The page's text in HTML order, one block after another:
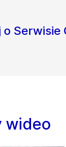
Serwisie
wideo